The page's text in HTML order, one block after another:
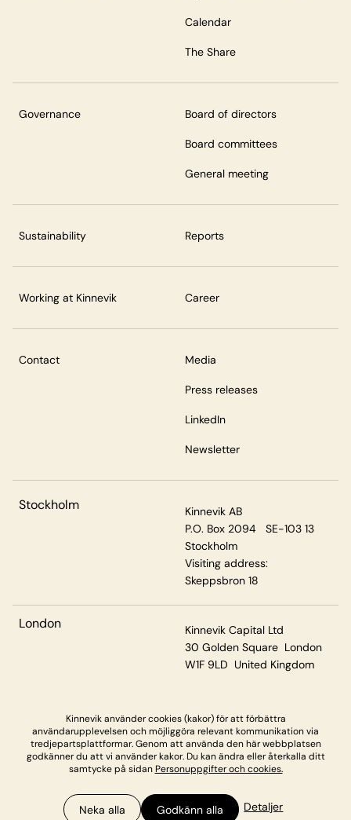
Calendar
The Share
Governance Board of directors
Board committees
General meeting
Sustainability Reports
Working at Kinnevik Career
Contact Media
Press releases
LinkedIn
Newsletter
Stockholm
Kinnevik AB
P.O. Box 2094 SE-103 13
Stockholm
Visiting address:
Skeppsbron 18
London
Kinnevik Capital Ltd
30 Golden Square London
W1F 9LD United Kingdom
Privacy & CookiesKinnevik använder cookies (kakor) för att förbättra
användarupplevelsen och möjliggöra relevant kommunikation via
tredjepartsplattformar. Genom att använda den här webbplatsen
godkänner du att vi använder kakor. Du kan ändra eller återkalla ditt
samtycke på sidan Personuppgifter och cookies.
Detaljer
Neka alla Godkänn alla